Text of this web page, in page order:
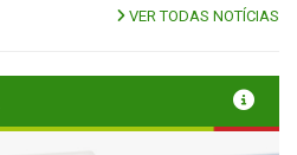
VER TODAS NOTÍCIAS